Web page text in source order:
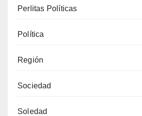
Perlitas Políticas
Política
Región
Sociedad
Soledad